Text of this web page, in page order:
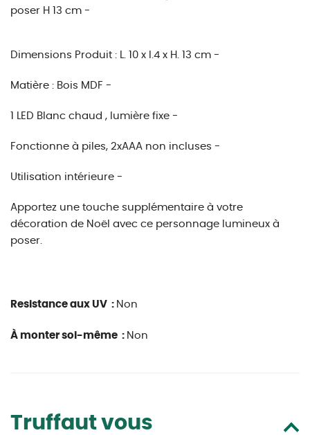
poser H 13 cm -
Dimensions Produit : L. 10 x l.4 x H. 13 cm -
Matière : Bois MDF -
1 LED Blanc chaud , lumière fixe -
Fonctionne à piles, 2xAAA non incluses -
Utilisation intérieure -
Apportez une touche supplémentaire à votre
décoration de Noël avec ce personnage lumineux à
poser.
Resistance aux UV : Non
À monter soi-même : Non
Truffaut vous